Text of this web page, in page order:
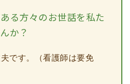
る方々のお世話を私た
か？
です。（看護師は要免